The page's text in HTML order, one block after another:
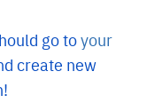
go toyour
create new